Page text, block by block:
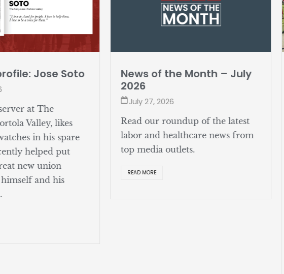
Jose Soto
at The
likes
in his spare
helped put
union
and his
News of the Month – July
2026
July 27, 2026
Read our roundup of the latest
labor and healthcare news from
top media outlets.
READ MORE